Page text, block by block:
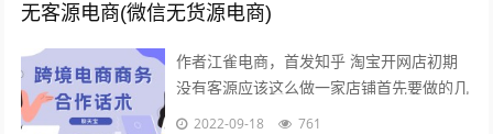
无客源电商(微信无货源电商)
作者江雀电商，首发知乎 淘宝开网店初期
没有客源应该这么做一家店铺首先要做的几
点第一步产品上架 第二步店铺装修 第三步
2022-09-18 761